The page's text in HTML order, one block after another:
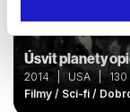
Úsvit planety
2014 | USA | 130
Filmy / Sci-fi /